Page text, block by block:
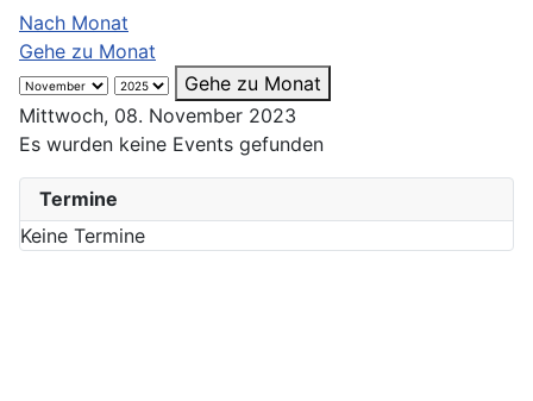
Termine
Keine Termine
Nach Monat
Gehe zu Monat
Gehe zu Monat
Mittwoch, 08. November 2023
Es wurden keine Events gefunden